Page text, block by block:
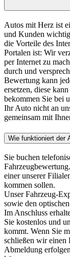
Autos mit Herz ist
und Kunden
die Vorteile des
Portalen ist: Wir
per Internet zu
durch und
Bewertung kann
ersetzen, diese
bekommen Sie bei
Ihr Auto nicht an
gemeinsam mit
Wie funktioniert der
Sie buchen
einer unserer
kommen sollen.
Unser Fahrzeug-
sowie den
Im Anschluss
Sie kostenlos und
kommt. Wenn Sie
schließen wir einen
Abmeldung